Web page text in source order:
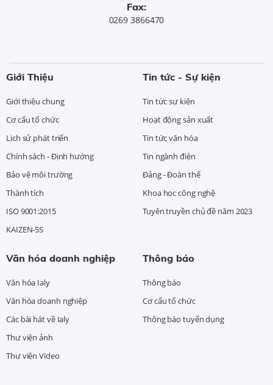
Fax:
0269 3866470
Giới Thiệu
Giới thiệu chung
Cơ cấu tổ chức
Lịch sử phát triển
Chính sách - Định hướng
Bảo vệ môi trường
Thành tích
ISO 9001:2015
KAIZEN-5S
Tin tức - Sự kiện
Tin tức sự kiện
Hoạt động sản xuất
Tin tức văn hóa
Tin ngành điện
Đảng - Đoàn thể
Khoa học công nghệ
Tuyên truyền chủ đề năm 2023
Văn hóa doanh nghiệp
Văn hóa Ialy
Văn hóa doanh nghiệp
Các bài hát về Ialy
Thư viện ảnh
Thư viện Video
Thông báo
Thông báo
Cơ cấu tổ chức
Thông báo tuyển dụng